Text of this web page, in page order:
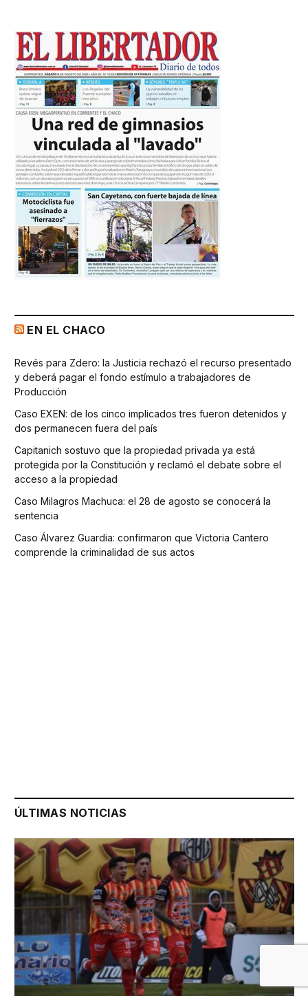
EN EL CHACO
Revés para Zdero: la Justicia rechazó el recurso presentado
y deberá pagar el fondo estímulo a trabajadores de
Producción
Caso EXEN: de los cinco implicados tres fueron detenidos y
dos permanecen fuera del país
Capitanich sostuvo que la propiedad privada ya está
protegida por la Constitución y reclamó el debate sobre el
acceso a la propiedad
Caso Milagros Machuca: el 28 de agosto se conocerá la
sentencia
Caso Álvarez Guardia: confirmaron que Victoria Cantero
comprende la criminalidad de sus actos
ÚLTIMAS NOTICIAS